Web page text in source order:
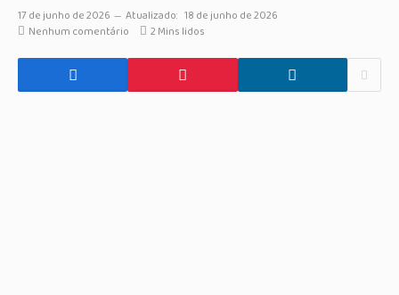
17 de junho de 2026 Atualizado: 18 de junho de 2026
Nenhum comentário
2 Mins lidos